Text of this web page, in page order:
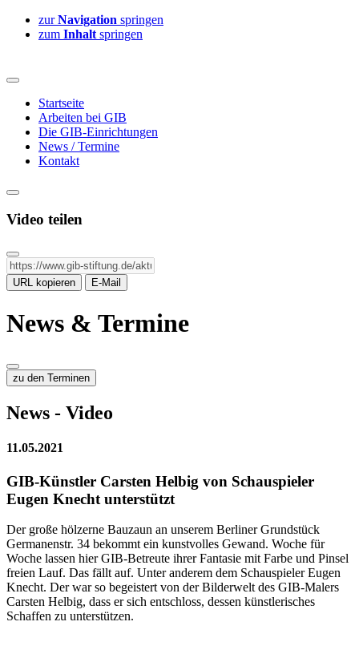
zurNavigation springen
zum Inhalt springen
Startseite
Arbeiten bei GIB
Die GIB-Einrichtungen
News / Termine
Kontakt
Video teilen
URL kopieren E-Mail
News & Termine
zu den Terminen
News - Video
11.05.2021
GIB-Künstler Carsten Helbig von Schauspieler
Eugen Knecht unterstützt
Der große hölzerne Bauzaun an unserem Berliner Grundstück
Germanenstr. 34 bekommt ein kunstvolles Gewand. Woche für
Woche lassen hier GIB-Betreute ihrer Fantasie mit Farbe und Pinsel
freien Lauf. Das fällt auf. Unter anderem dem Schauspieler Eugen
Knecht. Der war so begeistert von der Bilderwelt des GIB-Malers
Carsten Helbig, dass er sich entschloss, dessen künstlerisches
Schaffen zu unterstützen.